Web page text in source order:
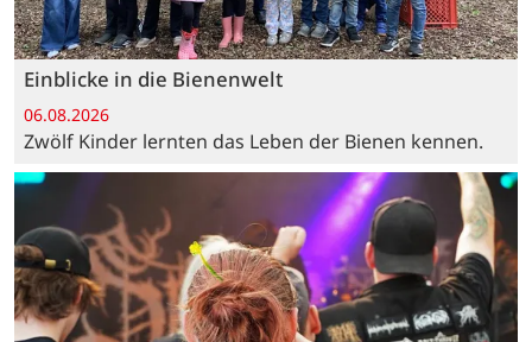
Einblicke in die Bienenwelt
06.08.2026
Zwölf Kinder lernten das Leben der Bienen kennen.